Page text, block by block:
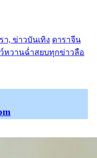
า, ข่าวบันเทิง ดาราจีน
หวานฉ่ำสยบทุกข่าวลือ